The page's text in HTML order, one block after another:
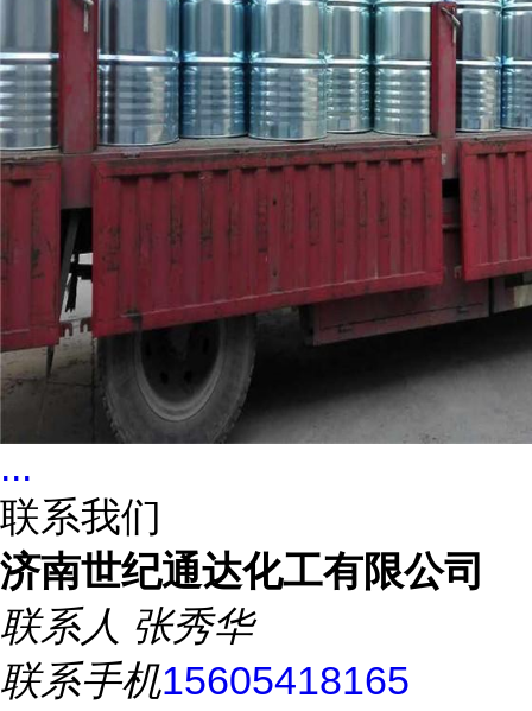
...
联系我们
济南世纪通达化工有限公司
联系人 张秀华
联系手机15605418165